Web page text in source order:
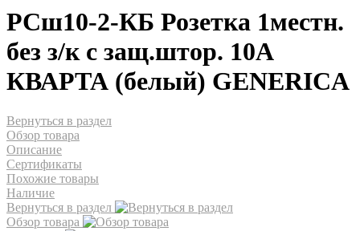
РСш10-2-КБ Розетка 1местн.
без з/к c защ.штор. 10А
КВАРТА (белый) GENERICA
Вернуться в раздел
Обзор товара
Описание
Сертификаты
Похожие товары
Наличие
Вернуться в раздел
Обзор товара